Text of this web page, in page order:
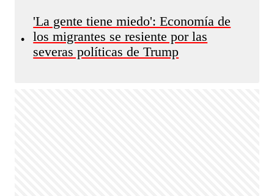
•
'La gente tiene miedo': Economía de
los migrantes se resiente por las
severas políticas de Trump